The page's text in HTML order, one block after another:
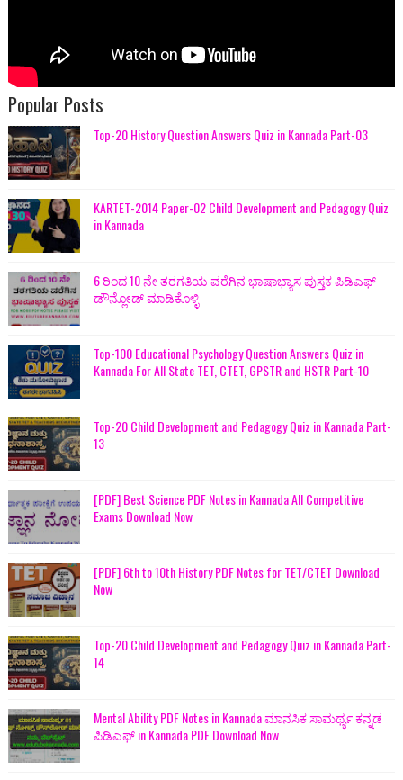
Popular Posts
Top-20 History Question Answers Quiz in Kannada Part-03
KARTET-2014 Paper-02 Child Development and Pedagogy Quiz
in Kannada
6 ರಿಂದ 10 ನೇ ತರಗತಿಯ ವರೆಗಿನ ಭಾಷಾಭ್ಯಾಸ ಪುಸ್ತಕ ಪಿಡಿಎಫ್
ಡೌನ್ಲೋಡ್ ಮಾಡಿಕೊಳ್ಳಿ
Top-100 Educational Psychology Question Answers Quiz in
Kannada For All State TET, CTET, GPSTR and HSTR Part-10
Top-20 Child Development and Pedagogy Quiz in Kannada Part-
13
[PDF] Best Science PDF Notes in Kannada All Competitive
Exams Download Now
[PDF] 6th to 10th History PDF Notes for TET/CTET Download
Now
Top-20 Child Development and Pedagogy Quiz in Kannada Part-
14
Mental Ability PDF Notes in Kannada ಮಾನಸಿಕ ಸಾಮರ್ಥ್ಯ ಕನ್ನಡ
ಪಿಡಿಎಫ್ in Kannada PDF Download Now